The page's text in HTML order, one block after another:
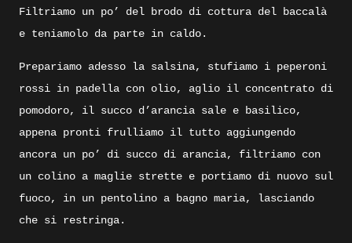
Filtriamo un po’ del brodo di cottura del baccalà
e teniamolo da parte in caldo.
Prepariamo adesso la salsina, stufiamo i peperoni
rossi in padella con olio, aglio il concentrato di
pomodoro, il succo d’arancia sale e basilico,
appena pronti frulliamo il tutto aggiungendo
ancora un po’ di succo di arancia, filtriamo con
un colino a maglie strette e portiamo di nuovo sul
fuoco, in un pentolino a bagno maria, lasciando
che si restringa.